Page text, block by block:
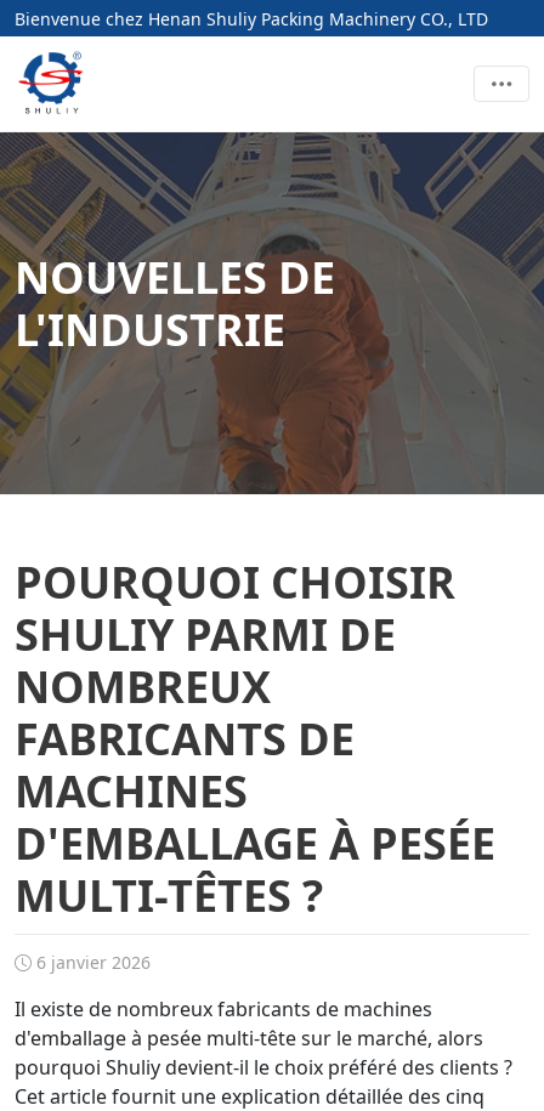
Bienvenue chez Henan Shuliy Packing Machinery CO., LTD
NOUVELLES DE
L'INDUSTRIE
POURQUOI CHOISIR
SHULIY PARMI DE
NOMBREUX
FABRICANTS DE
MACHINES
D'EMBALLAGE À PESÉE
MULTI-TÊTES ?
6 janvier 2026
Il existe de nombreux fabricants de machines
d'emballage à pesée multi-tête sur le marché, alors
pourquoi Shuliy devient-il le choix préféré des clients ?
Cet article fournit une explication détaillée des cinq